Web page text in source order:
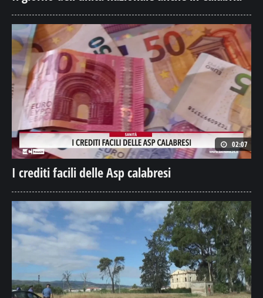
02:07
I crediti facili delle Asp calabresi